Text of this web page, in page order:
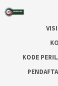
KODE